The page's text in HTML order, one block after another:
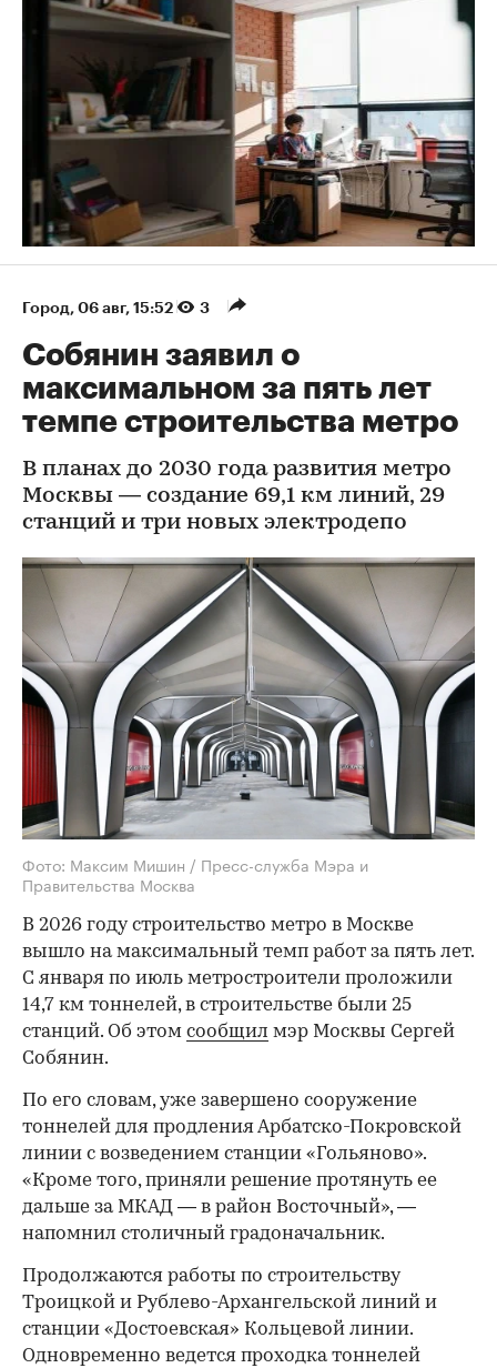
Город 06 авг, 15:52 3
Собянин заявил о
максимальном за пять лет
темпе строительства метро
В планах до 2030 года развития метро
Москвы — создание 69,1 км линий, 29
станций и три новых электродепо
Фото: Максим Мишин / Пресс-служба Мэра и
Правительства Москва
В 2026 году строительство метро в Москве
вышло на максимальный темп работ за пять лет.
С января по июль метростроители проложили
14,7 км тоннелей, в строительстве были 25
станций. Об этом сообщил мэр Москвы Сергей
Собянин.
По его словам, уже завершено сооружение
тоннелей для продления Арбатско-Покровской
линии с возведением станции «Гольяново».
«Кроме того, приняли решение протянуть ее
дальше за МКАД — в район Восточный», —
напомнил столичный градоначальник.
Продолжаются работы по строительству
Троицкой и Рублево-Архангельской линий и
станции «Достоевская» Кольцевой линии.
Одновременно ведется проходка тоннелей